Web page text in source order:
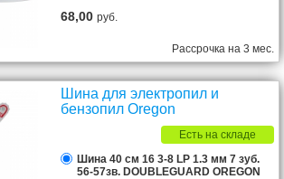
68,00руб.
Рассрочка на 3 мес.
Шина для электропил и
бензопил Oregon
Есть на складе
Шина 40 см 16 3-8 LP 1.3 мм 7 зуб.
56-57зв. DOUBLEGUARD OREGON